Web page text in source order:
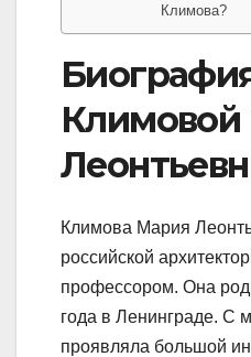
Климова?
Климова Мария
российской
профессором. Она
года в Ленинграде. С
проявляла большой